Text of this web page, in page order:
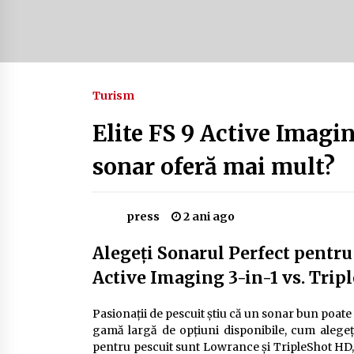
2 ani ago
Cum să alegi firul de pescuit perfect
pescari
2 ani ago
Turism
Elite FS 9 Active
sonar oferă mai mult?
press 2 ani ago
Alegeți Sonarul Perfect
Active Imaging 3-in-1 vs.
Pasionații de pescuit știu că un sonar bun
gamă largă de opțiuni disponibile, cum
pentru pescuit sunt Lowrance și TripleShot